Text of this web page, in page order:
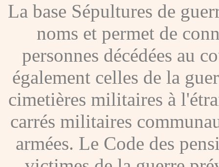
La base Sépultures de
noms et permet de
personnes décédées au
également celles de la
cimetières militaires à
carrés militaires
armées. Le Code des